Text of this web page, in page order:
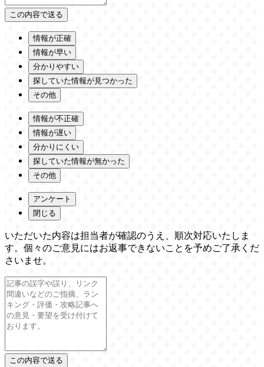
情報が正確
情報が早い
分かりやすい
探していた情報が見つかった
その他
情報が不正確
情報が遅い
分かりにくい
探していた情報が無かった
その他
アンケート
閉じる
いただいた内容は担当者が確認のうえ、順次対応いたしま
す。個々のご意見にはお返事できないことを予めご了承くだ
さいませ。